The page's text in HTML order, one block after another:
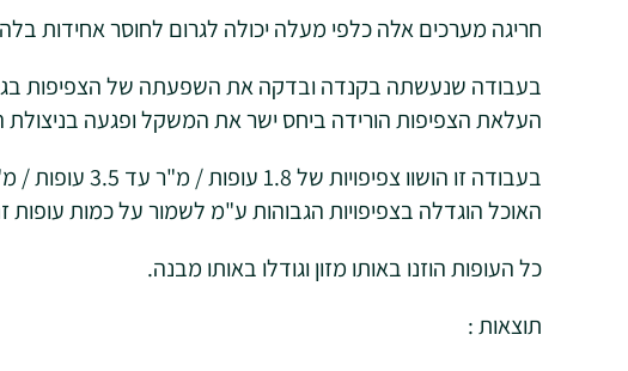
חריגה מערכים אלה כלפי מעלה יכולה לגרום לחוסר אחידות
בעבודה שנעשתה בקנדה ובדקה את השפעתה של הצפיפות
העלאת הצפיפות הורידה ביחס ישר את המשקל ופגעה בניצולת
בעבודה זו הושוו
האוכל הוגדלה בצפיפויות הגבוהות ע"מ לשמור על כמות
כל העופות הוזנו באותו מזון וגודלו באותו מבנה.
תוצאות :